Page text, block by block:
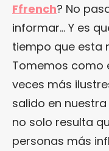
Ffrench? No
informar… Y es
tiempo que esta
Tomemos como
veces más
salido en
no solo resulta
personas más